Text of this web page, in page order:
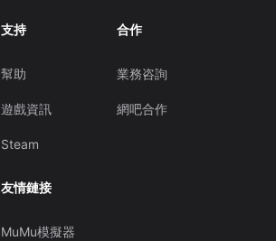
支持
幫助
遊戲資訊
Steam
合作
業務咨詢
網吧合作
友情鏈接
MuMu模擬器